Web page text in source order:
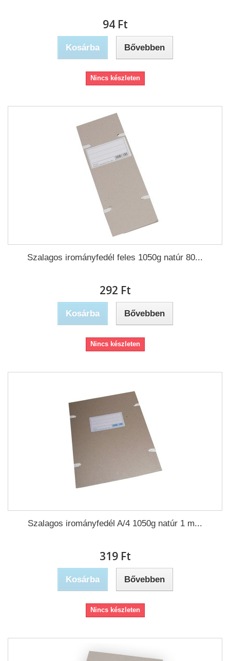
94 Ft‎
Kosárba Bővebben
Nincs készleten
Szalagos irományfedél feles 1050g natúr 80...
292 Ft‎
Kosárba Bővebben
Nincs készleten
Szalagos irományfedél A/4 1050g natúr 1 m...
319 Ft‎
Kosárba Bővebben
Nincs készleten